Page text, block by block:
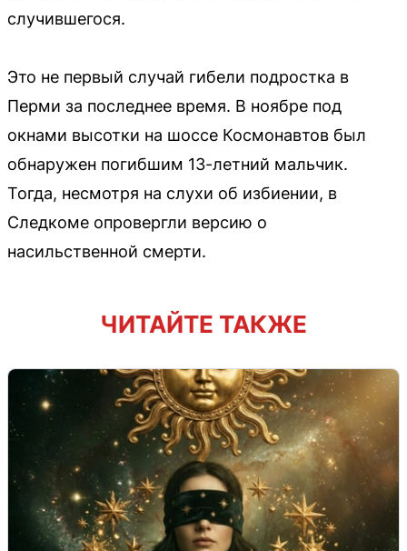
случившегося.
Это не первый случай гибели подростка в
Перми за последнее время. В ноябре под
окнами высотки на шоссе Космонавтов был
обнаружен погибшим 13-летний мальчик.
Тогда, несмотря на слухи об избиении, в
Следкоме опровергли версию о
насильственной смерти.
ЧИТАЙТЕ ТАКЖЕ